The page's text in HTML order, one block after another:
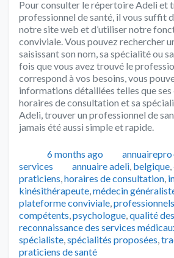
Pour consulter le répertoire Adeli et
professionnel de santé, il vous suffit
notre site web et d’utiliser notre
conviviale. Vous pouvez rechercher
saisissant son nom, sa spécialité ou
fois que vous avez trouvé le
correspond à vos besoins, vous
informations détaillées telles que ses
horaires de consultation et sa
Adeli, trouver un professionnel de
jamais été aussi simple et rapide.
Publié
6 months ago Auteur
services
Tags
annuaire adeli, belgique,
praticiens,horaires de consultation,
kinésithérapeute,médecin
plateforme conviviale,
compétents,psychologue,qualité
reconnaissance des services
spécialiste,spécialités proposées,
praticiens de santé